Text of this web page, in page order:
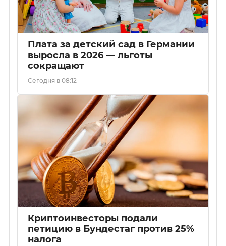
Плата за детский сад в Германии
выросла в 2026 — льготы
сокращают
Сегодня в 08:12
Криптоинвесторы подали
петицию в Бундестаг против 25%
налога